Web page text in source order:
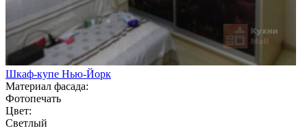
Шкаф-купе Нью-Йорк
Материал фасада:
Фотопечать
Цвет:
Светлый